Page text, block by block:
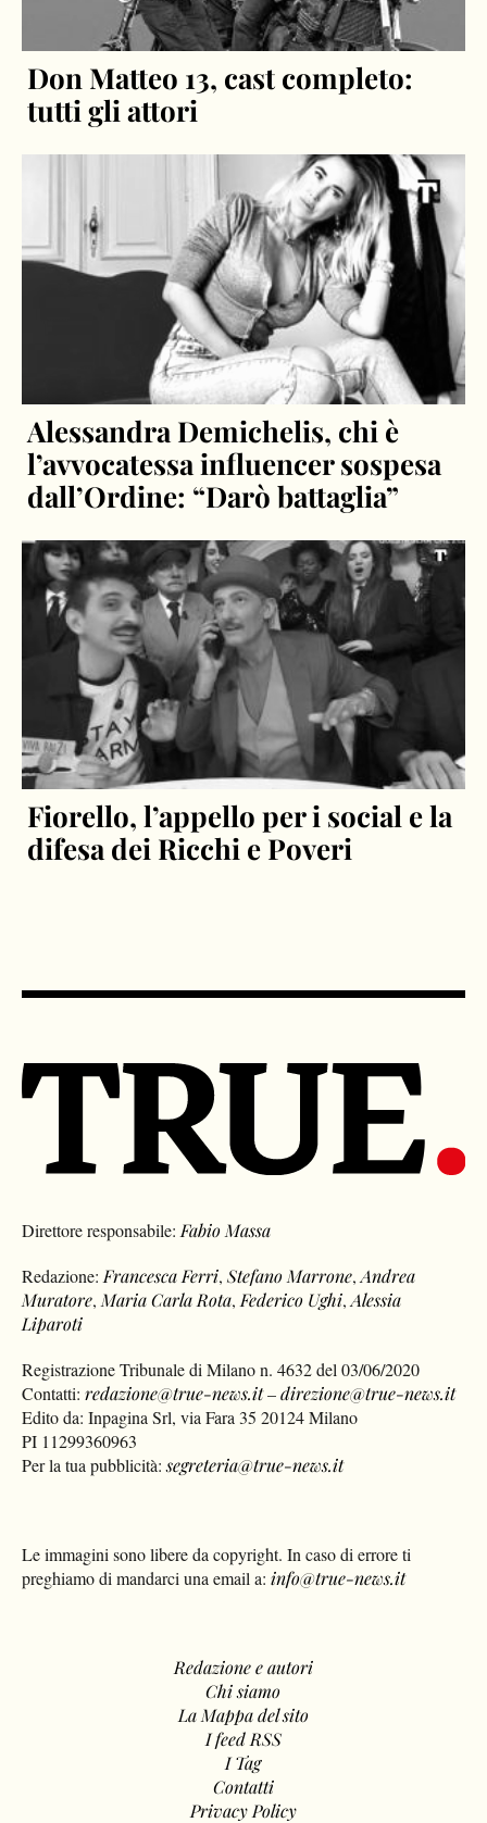
Don Matteo 13, cast completo:
tutti gli attori
Alessandra Demichelis, chi è
l’avvocatessa influencer sospesa
dall’Ordine: “Darò battaglia”
Fiorello, l’appello per i social e la
difesa dei Ricchi e Poveri
Direttore responsabile: Fabio Massa
Redazione: Francesca Ferri,Stefano Marrone,Andrea
Muratore, Maria Carla Rota, Federico Ughi,Alessia
Liparoti
Registrazione Tribunale di Milano n. 4632 del 03/06/2020
Contatti:redazione@true-news.it–direzione@true-news.it
Edito da: Inpagina Srl, via Fara 35 20124 Milano
PI 11299360963
Per la tua pubblicità:segreteria@true-news.it
Le immagini sono libere da copyright. In caso di errore ti
preghiamo di mandarci una email a: info@true-news.it
Redazione e autori
Chi siamo
La Mappa del sito
I feed RSS
I Tag
Contatti
Privacy Policy